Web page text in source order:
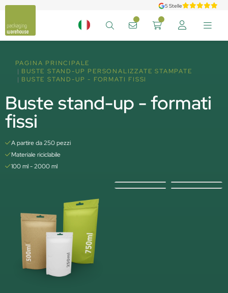
5 Stelle
PAGINA PRINCIPALE
BUSTE STAND-UP PERSONALIZZATE STAMPATE
BUSTE STAND-UP - FORMATI FISSI
Buste stand-up - formati
fissi
A partire da 250 pezzi
Materiale riciclabile
100 ml - 2000 ml